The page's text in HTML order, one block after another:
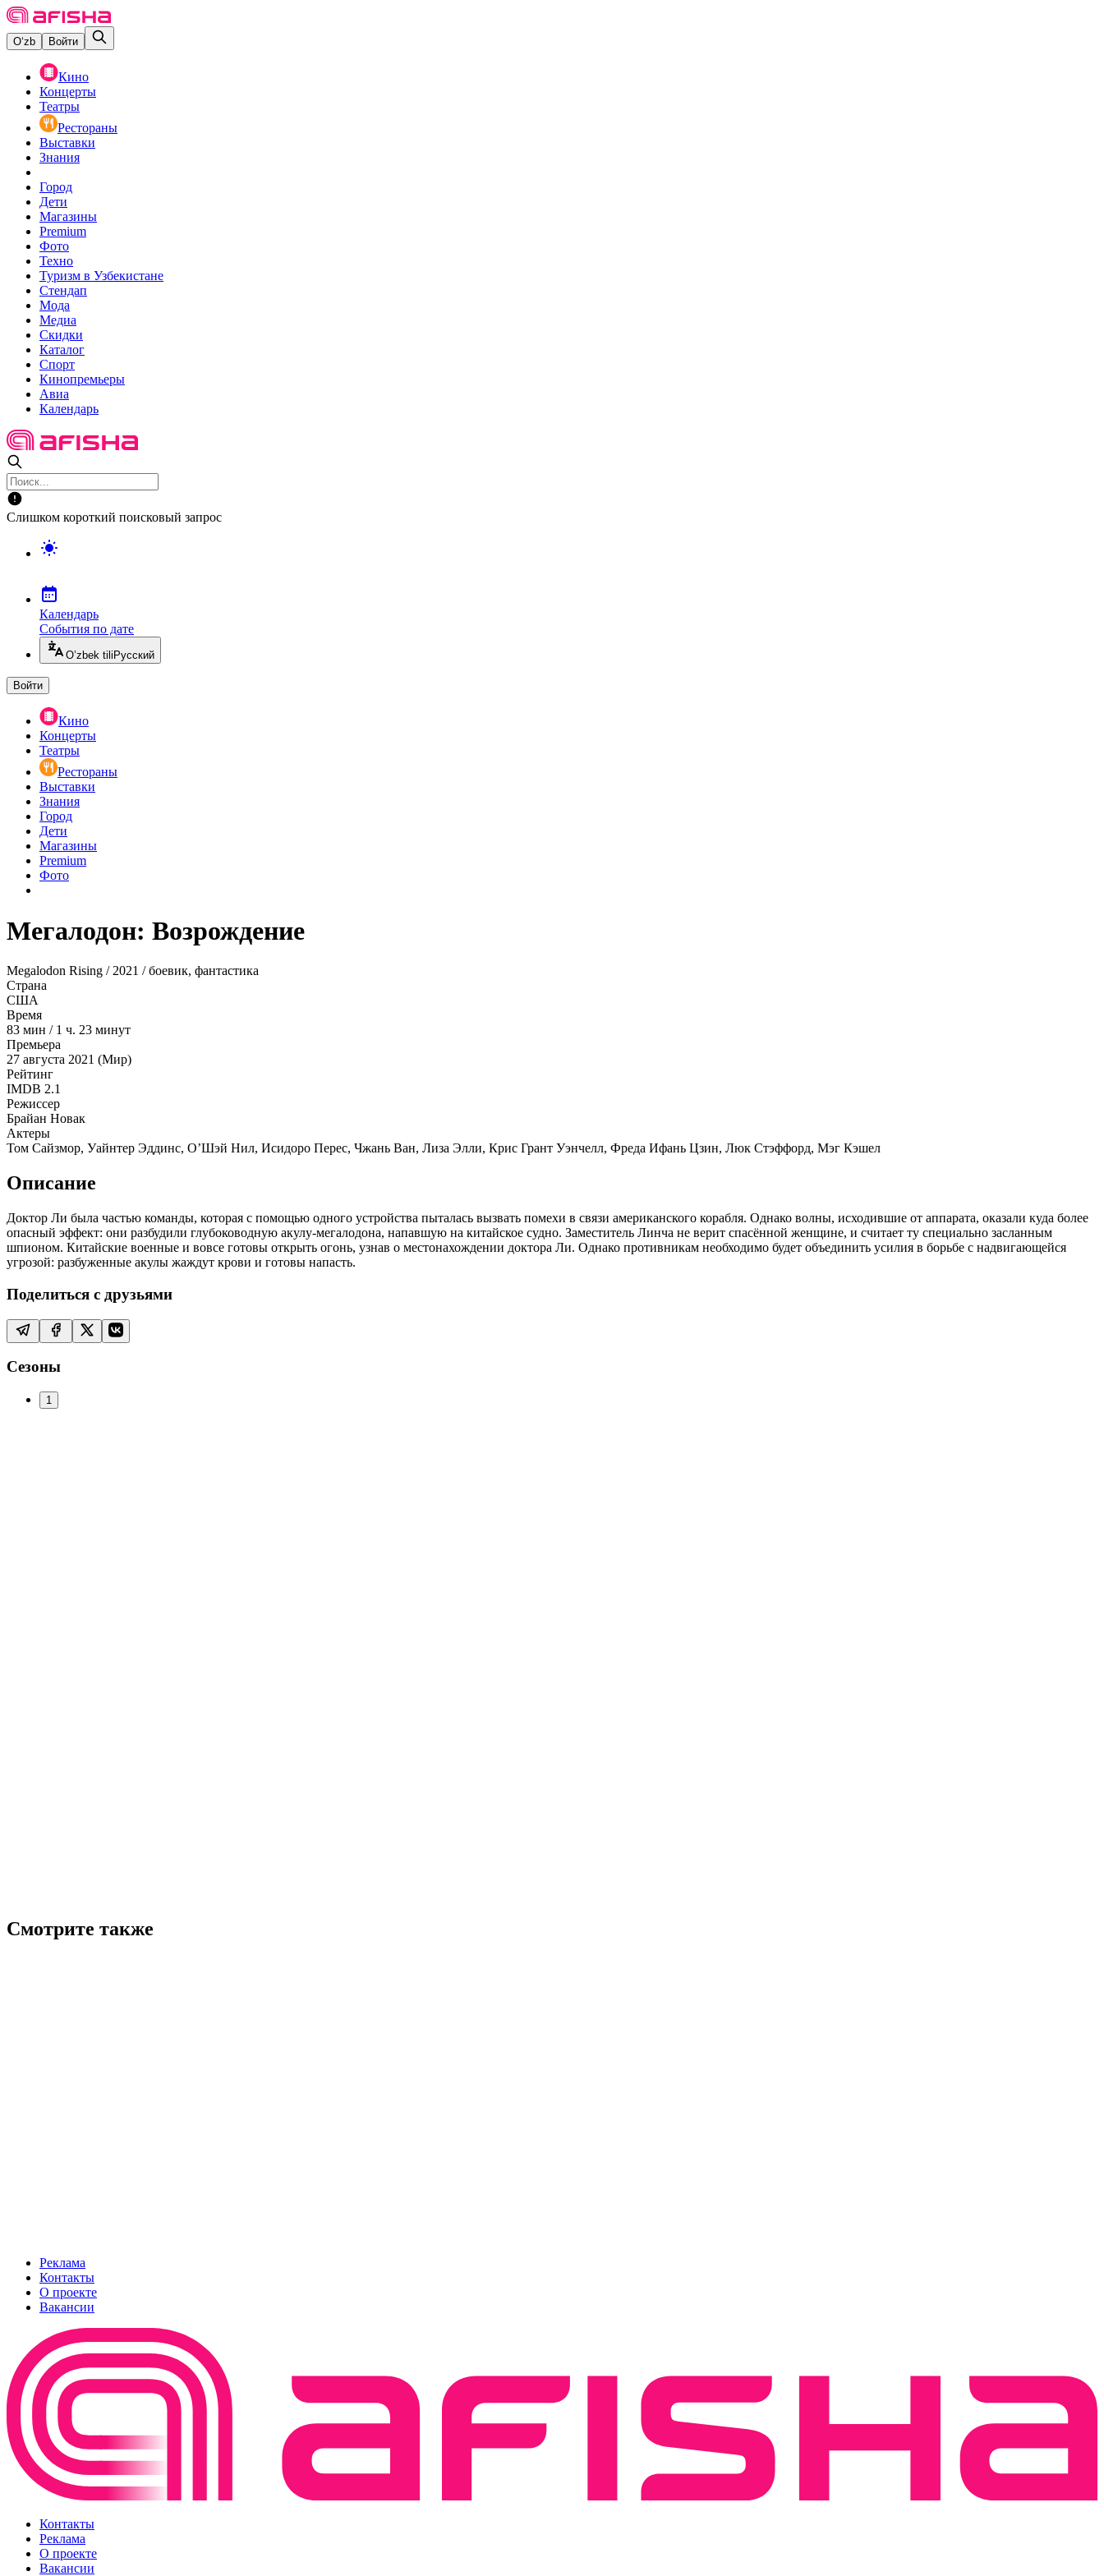
O‘zb Войти
Кино
Концерты
Театры
Рестораны
Выставки
Знания
Город
Дети
Магазины
Premium
Фото
Техно
Туризм в Узбекистане
Стендап
Мода
Медиа
Скидки
Каталог
Спорт
Кинопремьеры
Авиа
Календарь
Слишком короткий поисковый запрос
Календарь
События по дате
O’zbek tili Русский
Войти
Кино
Концерты
Театры
Рестораны
Выставки
Знания
Город
Дети
Магазины
Premium
Фото
Мегалодон: Возрождение
Megalodon Rising / 2021 / боевик, фантастика
Страна
США
Время
83 мин / 1 ч. 23 минут
Премьера
27 августа 2021 (Мир)
Рейтинг
IMDB 2.1
Режиссер
Брайан Новак
Актеры
Том Сайзмор, Уайнтер Эддинс, О’Шэй Нил, Исидоро Перес, Чжань Ван, Лиза Элли, Крис Грант Уэнчелл, Фреда Ифань Цзин, Люк Стэффорд, Мэг Кэшел
Описание
Доктор Ли была частью команды, которая с помощью одного устройства пыталась вызвать помехи в связи американского корабля. Однако волны, исходившие от аппарата, оказали куда более
опасный эффект: они разбудили глубоководную акулу-мегалодона, напавшую на китайское судно. Заместитель Линча не верит спасённой женщине, и считает ту специально засланным
шпионом. Китайские военные и вовсе готовы открыть огонь, узнав о местонахождении доктора Ли. Однако противникам необходимо будет объединить усилия в борьбе с надвигающейся
угрозой: разбуженные акулы жаждут крови и готовы напасть.
Поделиться с друзьями
Сезоны
1
Смотрите также
Реклама
Контакты
О проекте
Вакансии
Контакты
Реклама
О проекте
Вакансии